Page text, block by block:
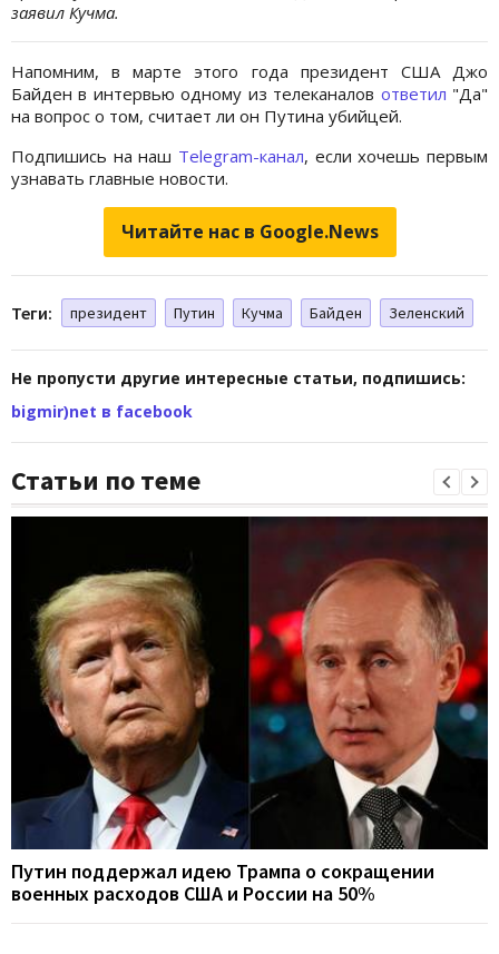
заявил Кучма.
Напомним, в марте этого года президент США Джо
Байден в интервью одному из телеканалов ответил "Да"
на вопрос о том, считает ли он Путина убийцей.
Подпишись на наш Telegram-канал, если хочешь первым
узнавать главные новости.
Читайте нас в Google.News
Теги: президент Путин Кучма Байден Зеленский
Не пропусти другие интересные статьи, подпишись:
bigmir)net в facebook
Статьи по теме
Путин поддержал идею Трампа о сокращении
военных расходов США и России на 50%